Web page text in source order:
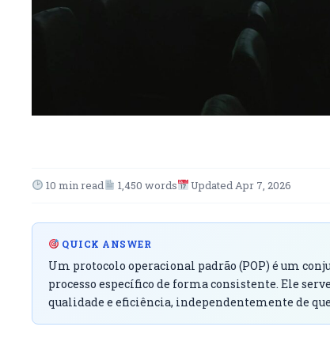
10 min read 1,450 words Updated Apr 7, 2026
QUICK ANSWER
Um protocolo operacional padrão (POP) é um
processo específico de forma consistente. Ele
qualidade e eficiência, independentemente de